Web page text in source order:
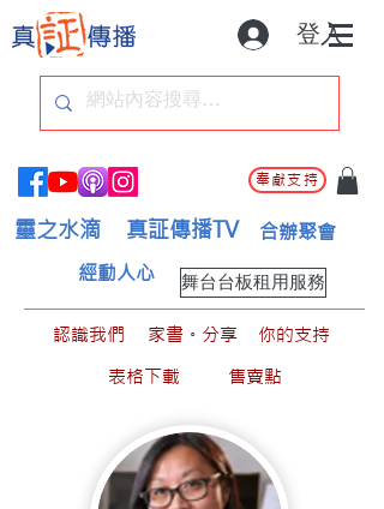
登入
奉獻支持
靈之水滴 真証傳播TV 合辦聚會
舞台台板租用服務
經動人心
認識我們 家書。分享
你的支持
表格下載
售賣點